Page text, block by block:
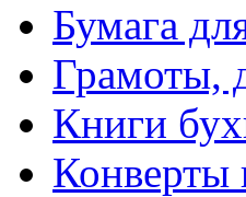
Бумага
Грамоты,
Книги
Конверты